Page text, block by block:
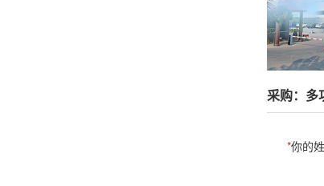
采购：多
*你的姓